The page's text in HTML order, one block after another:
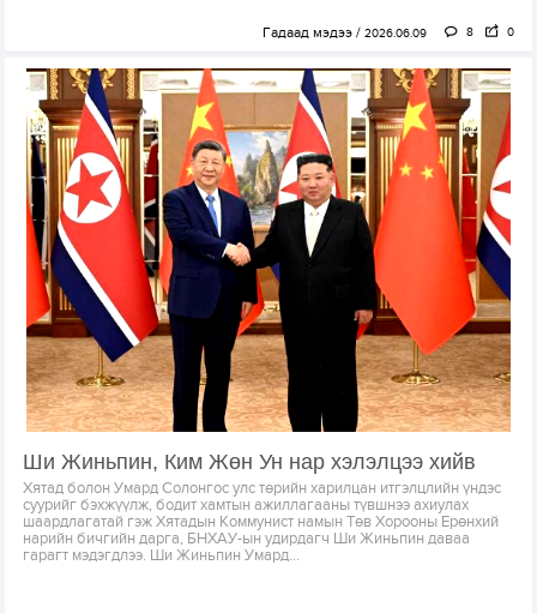
Гадаад мэдээ 2026.06.09 8 0
Ши Жиньпин, Ким Жөн Ун нар хэлэлцээ хийв
Хятад болон Умард Солонгос улс төрийн харилцан итгэлцлийн үндэс
суурийг бэхжүүлж, бодит хамтын ажиллагааны түвшнээ ахиулах
шаардлагатай гэж Хятадын Коммунист намын Төв Хорооны Ерөнхий
нарийн бичгийн дарга, БНХАУ-ын удирдагч Ши Жиньпин даваа
гарагт мэдэгдлээ. Ши Жиньпин Умард...